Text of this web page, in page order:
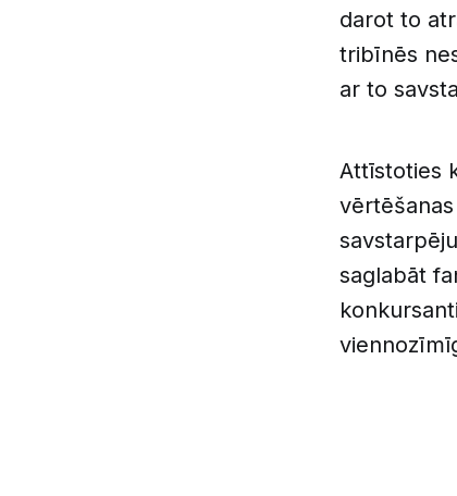
darot to
tribīnēs
ar to
Attīstoties
saglabāt